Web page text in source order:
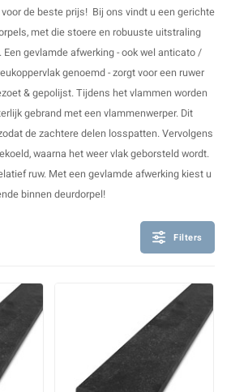
voor de beste prijs! Bij ons vindt u een gerichte
, met die stoere en robuuste uitstraling
gevlamde afwerking - ook wel anticato /
genoemd - zorgt voor een ruwer
& gepolijst. Tijdens het vlammen worden
gebrand met een vlammenwerper. Dit
de zachtere delen losspatten. Vervolgens
waarna het weer vlak geborsteld wordt.
ruw. Met een gevlamde afwerking kiest u
binnen deurdorpel!
Filters